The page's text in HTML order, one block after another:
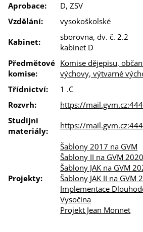
Aprobace:
D, ZSV
Vzdělání:
vysokoškolské
Kabinet:
sborovna, dv. č. 2.2
kabinet D
Předmětové
komise:
Komise dějepisu,
výchovy, výtvarné
Třídnictví:
1 .C
Rozvrh:
https://
Studijní
materiály:
https://
Projekty:
Šablony 2017 na GVM
Šablony II na GVM
Šablony JAK na GVM
Šablony JAK II na GVM
Implementace
Vysočina
Projekt Jean Monnet